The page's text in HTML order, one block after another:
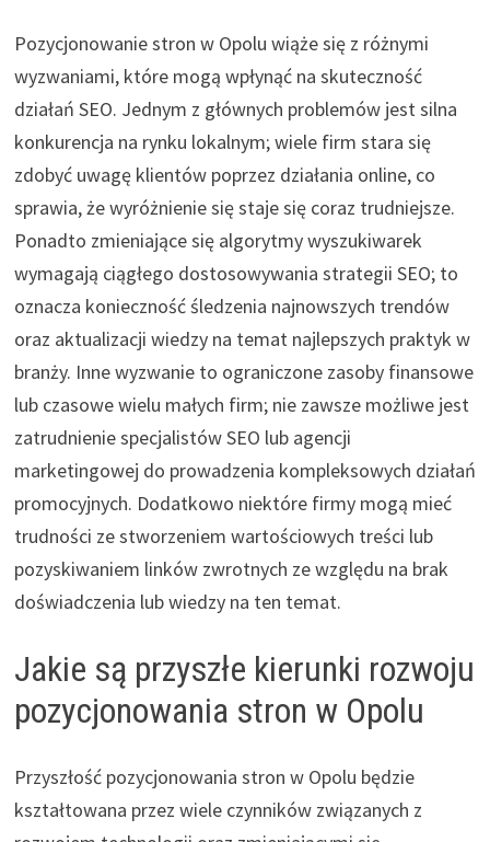
Pozycjonowanie stron w Opolu wiąże się z różnymi
wyzwaniami, które mogą wpłynąć na skuteczność
działań SEO. Jednym z głównych problemów jest silna
konkurencja na rynku lokalnym; wiele firm stara się
zdobyć uwagę klientów poprzez działania online, co
sprawia, że wyróżnienie się staje się coraz trudniejsze.
Ponadto zmieniające się algorytmy wyszukiwarek
wymagają ciągłego dostosowywania strategii SEO; to
oznacza konieczność śledzenia najnowszych trendów
oraz aktualizacji wiedzy na temat najlepszych praktyk w
branży. Inne wyzwanie to ograniczone zasoby finansowe
lub czasowe wielu małych firm; nie zawsze możliwe jest
zatrudnienie specjalistów SEO lub agencji
marketingowej do prowadzenia kompleksowych działań
promocyjnych. Dodatkowo niektóre firmy mogą mieć
trudności ze stworzeniem wartościowych treści lub
pozyskiwaniem linków zwrotnych ze względu na brak
doświadczenia lub wiedzy na ten temat.
Jakie są przyszłe kierunki rozwoju
pozycjonowania stron w Opolu
Przyszłość pozycjonowania stron w Opolu będzie
kształtowana przez wiele czynników związanych z